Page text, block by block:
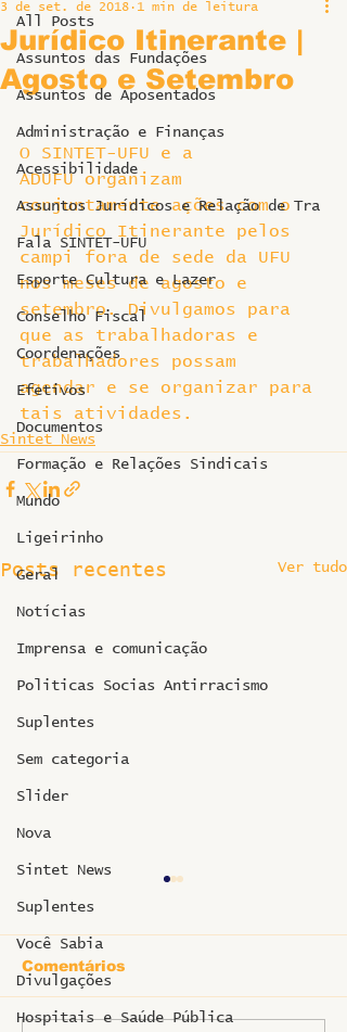
All Posts
Assuntos das Fundações
Assuntos de Aposentados
Administração e Finanças
Acessibilidade
Assuntos Jurídicos e Relação de Tra
Fala SINTET-UFU
Esporte Cultura e Lazer
Conselho Fiscal
Coordenações
Efetivos
Documentos
Formação e Relações Sindicais
Mundo
Ligeirinho
Geral
Notícias
Imprensa e comunicação
Politicas Socias Antirracismo
Suplentes
Sem categoria
Slider
Nova
Sintet News
Suplentes
Você Sabia
Divulgações
Hospitais e Saúde Pública
Jurídico Itinerante |
Agosto e Setembro
3 de set. de 2018 1 min de leitura
O SINTET-UFU e a
ADUFU organizam
conjuntamente ações com o
Jurídico Itinerante pelos
campi fora de sede da UFU
nos meses de agosto e
setembro. Divulgamos para
que as trabalhadoras e
trabalhadores possam
agendar e se organizar para
tais atividades.
Sintet News
Posts recentes Ver tudo
Comentários